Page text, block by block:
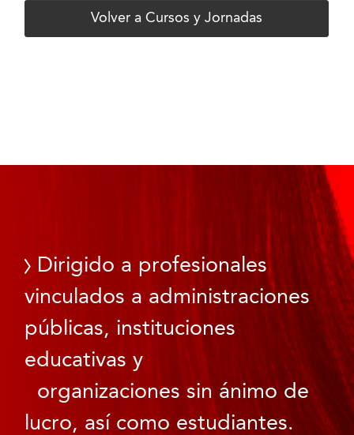
Volver a Cursos y Jornadas
Dirigido a profesionales
vinculados a administraciones
públicas, instituciones
educativas y
organizaciones sin ánimo de
lucro, así como estudiantes.